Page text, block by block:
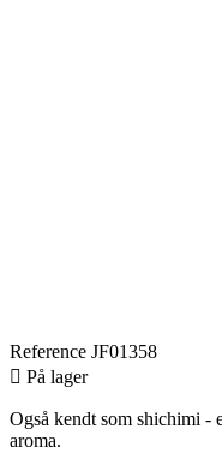
Reference JF01358
 På lager
Også kendt som shichimi -
aroma.